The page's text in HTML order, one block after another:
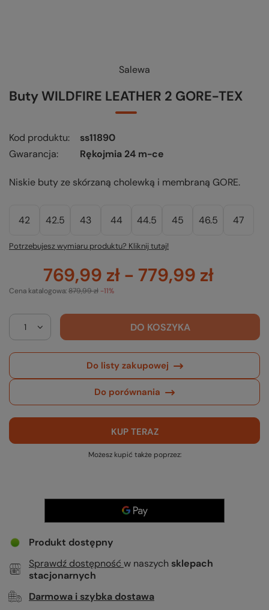
Salewa
Buty WILDFIRE LEATHER 2 GORE-TEX
Kod produktu
ss11890
Gwarancja
Rękojmia 24 m-ce
Niskie buty ze skórzaną cholewką i membraną GORE.
42 42.5 43 44 44.5 45 46.5 47
Potrzebujesz wymiaru produktu? Kliknij tutaj!
769,99 zł - 779,99 zł
Cena katalogowa:879,99 zł -11%
DO KOSZYKA
Do listy zakupowej
Do porównania
KUP TERAZ
Możesz kupić także poprzez:
Produkt dostępny
Sprawdź dostępność w naszych sklepach
stacjonarnych
Darmowa i szybka dostawa